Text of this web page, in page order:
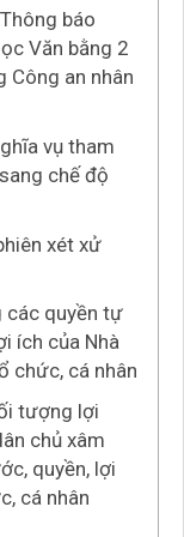
báo
Văn bằng 2
Công an nhân
vụ tham
chế độ
xét xử
các quyền tự
ích của Nhà
chức, cá nhân
tượng lợi
chủ xâm
quyền, lợi
cá nhân